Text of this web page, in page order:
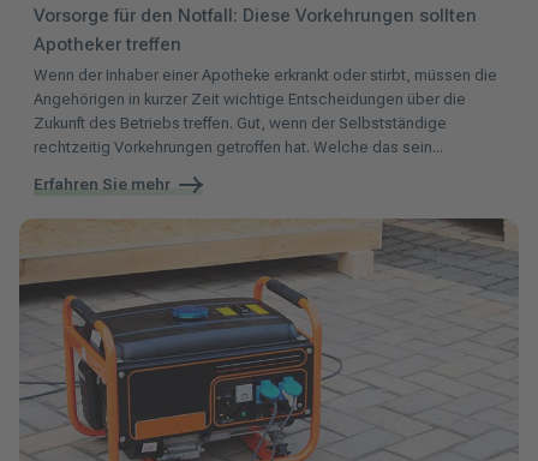
Vorsorge für den Notfall: Diese Vorkehrungen sollten
Apotheker treffen
Wenn der Inhaber einer Apotheke erkrankt oder stirbt, müssen die
Angehörigen in kurzer Zeit wichtige Entscheidungen über die
Zukunft des Betriebs treffen. Gut, wenn der Selbstständige
rechtzeitig Vorkehrungen getroffen hat. Welche das sein...
Erfahren Sie mehr